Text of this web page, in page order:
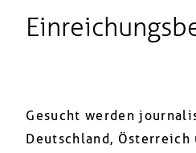
Gesucht werden
Deutschland, Österreich